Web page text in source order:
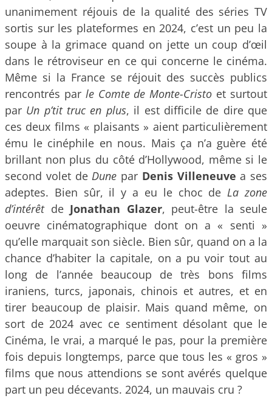
unanimement réjouis de la qualité des séries TV
sortis sur les plateformes en 2024, c’est un peu la
soupe à la grimace quand on jette un coup d’œil
dans le rétroviseur en ce qui concerne le cinéma.
Même si la France se réjouit des succès publics
rencontrés par le Comte de Monte-Cristo et surtout
par Un p’tit truc en plus, il est difficile de dire que
ces deux films « plaisants » aient particulièrement
ému le cinéphile en nous. Mais ça n’a guère été
brillant non plus du côté d’Hollywood, même si le
second volet deDune par Denis Villeneuve a ses
adeptes. Bien sûr, il y a eu le choc deLa zone
d’intérêtde Jonathan Glazer, peut-être la seule
oeuvre cinématographique dont on a « senti »
qu’elle marquait son siècle. Bien sûr, quand on a la
chance d’habiter la capitale, on a pu voir tout au
long de l’année beaucoup de très bons films
iraniens, turcs, japonais, chinois et autres, et en
tirer beaucoup de plaisir. Mais quand même, on
sort de 2024 avec ce sentiment désolant que le
Cinéma, le vrai, a marqué le pas, pour la première
fois depuis longtemps, parce que tous les « gros »
films que nous attendions se sont avérés quelque
part un peu décevants. 2024, un mauvais cru ?